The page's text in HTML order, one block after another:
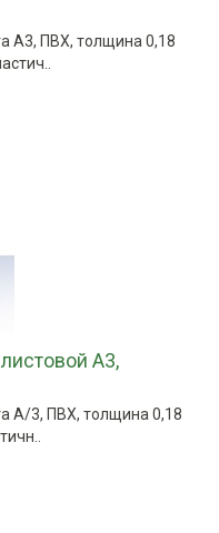
А3, ПВХ, толщина 0,18
A3,
А/3, ПВХ, толщина 0,18